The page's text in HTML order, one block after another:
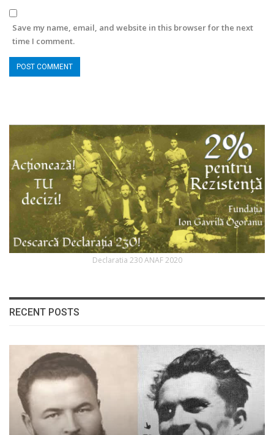
Save my name, email, and website in this browser for the next
time I comment.
Declaratia 230 ANAF 2020
RECENT POSTS